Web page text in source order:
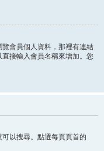
會員個人資料，那裡有連結
接輸入會員名稱來增加。您
以搜尋。點選每頁頁首的